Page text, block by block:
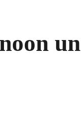
un